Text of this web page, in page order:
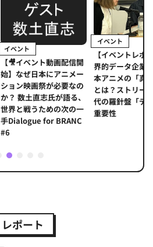
イベント
【🎥イベント動画配信開
始】なぜ日本にアニメー
ション映画祭が必要なの
か？ 数土直志氏が語る、
世界と戦うための次の一
手Dialogue for BRANC
#6
イベント
【イベントレポ
界的データ企業
本アニメの「真
とは？ストリー
代の羅針盤「デ
重要性
2
レポート